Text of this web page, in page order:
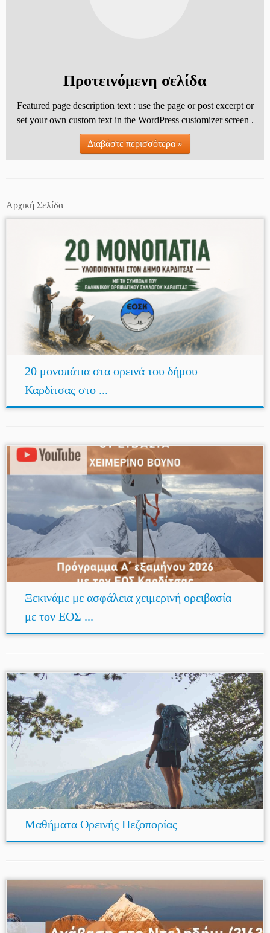
Προτεινόμενη σελίδα
Featured page description text : use the page or post excerpt or
set your own custom text in the WordPress customizer screen .
Διαβάστε περισσότερα »
Αρχική Σελίδα
20 μονοπάτια στα ορεινά του δήμου
Καρδίτσας στο ...
Ξεκινάμε με ασφάλεια χειμερινή ορειβασία
με τον ΕΟΣ ...
Μαθήματα Ορεινής Πεζοπορίας